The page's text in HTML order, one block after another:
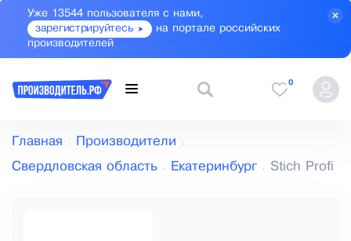
Уже 13544 пользователя с нами,
зарегистрируйтесь
на портале российских
производителей
0
Главная Производители
Свердловская область Екатеринбург Stich Profi